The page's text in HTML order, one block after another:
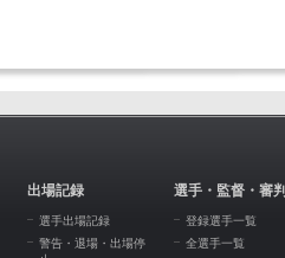
出場記録
選手出場記録
警告・退場・出場停
選手・監督・審
登録選手一覧
全選手一覧